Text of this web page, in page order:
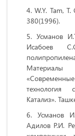
W.Y. Tam,
380(1996).
Усманов
Исабоев
технология
Катализ».
Усманов
Адилов Р.И.